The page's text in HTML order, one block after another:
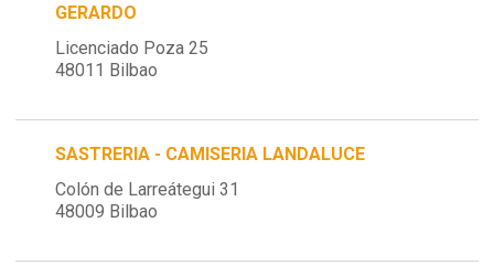
GERARDO
Licenciado Poza 25
48011 Bilbao
SASTRERIA - CAMISERIA LANDALUCE
Colón de Larreátegui 31
48009 Bilbao